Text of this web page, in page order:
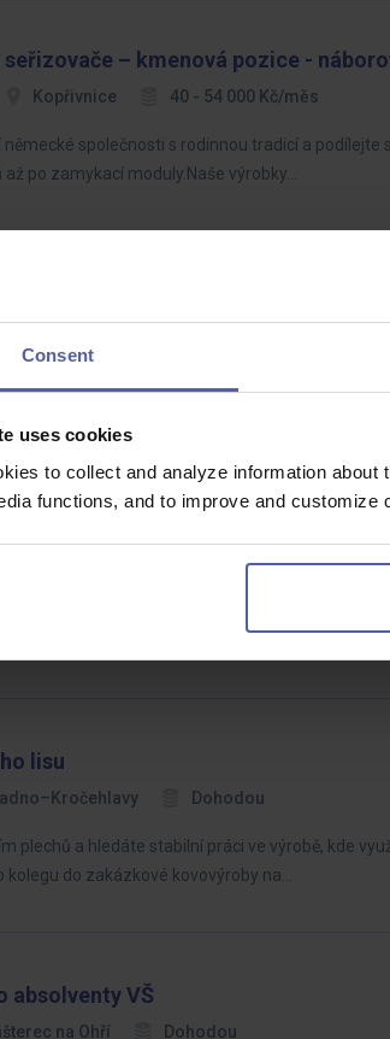
Consent
uses cookies
to collect and analyze information
functions, and to improve and
– kmenová pozice -
Kopřivnice 40 - 54 000 Kč/měs
společnosti s rodinnou tradicí a
po zamykací moduly.Naše výrobky…
Polsko | Služební vůz i soukromě |
obchodníkovi, který ocení svobodné
výrobce s více než stoletou historií,…
Dohodou
| výroba | audity | zákaznická kvalita |
pro vedení společnosti, výrobu…
lisu
Dohodou
plechů a hledáte stabilní práci ve výrobě, kde
do zakázkové kovovýroby na…
absolventy VŠ
na Ohří Dohodou